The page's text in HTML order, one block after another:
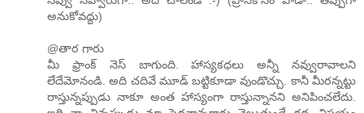
అనుకోవద్దు)
@తార గారు
మీ ఫ్రాంక్ నెస్ బాగుంది. హాస్యకధలు అన్నీ నవ్వురావాలని
లేదేమోనండి. అది చదివే మూడ్ బట్టికూడా వుండొచ్చు. కానీ మీరన్నట్టు
రాస్తున్నప్పుడు నాకూ అంత హాస్యంగా రాస్తున్నానని అనిపించలేదు.